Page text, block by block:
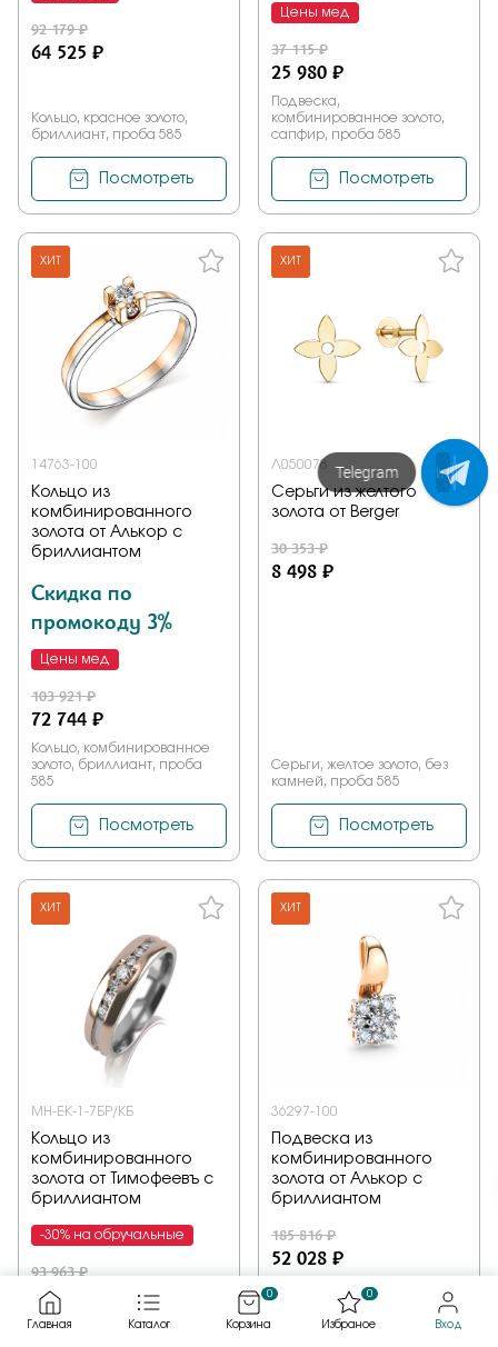
92 179 ₽
64 525 ₽
Кольцо, красное золото,
бриллиант, проба 585
Посмотреть
Цены мед
37 115 ₽
25 980 ₽
Подвеска,
комбинированное золото,
сапфир, проба 585
Посмотреть
ХИТ
14763-100
Кольцо из
комбинированного
золота от Алькор с
бриллиантом
Скидка по
промокоду 3%
Цены мед
103 921 ₽
72 744 ₽
Кольцо, комбинированное
золото, бриллиант, проба
585
Посмотреть
ХИТ
Л050078
Серьги из желтого
золота от Berger
30 353 ₽
8 498 ₽
Серьги, желтое золото, без
камней, проба 585
Посмотреть
ХИТ
МН-ЕК-1-7БР/КБ
Кольцо из
комбинированного
золота от Тимофеевъ с
бриллиантом
-30% на обручальные
93 963 ₽
58 257 ₽
Кольцо, комбинированное
ХИТ
36297-100
Подвеска из
комбинированного
золота от Алькор с
бриллиантом
185 816 ₽
52 028 ₽
Подвеска,
Главная Каталог Корзина
0
Избраное
0
Вход
Напишите нам!